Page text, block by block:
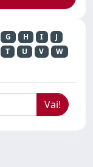
G H I
J
T U V
W